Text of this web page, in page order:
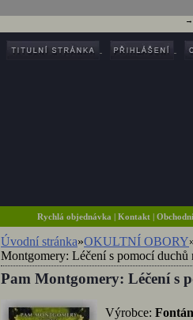
Rychlá objednávka |Kontakt |
Úvodní stránka»OKULTNÍ OBORY
Montgomery: Léčení s pomocí duchů
Pam Montgomery: Léčení s
Výrobce: